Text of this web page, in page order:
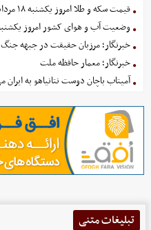
قیمت سکه و طلا امروز یکشنبه ۱۸ مرداد ۱۴۰۵
وضعیت آب و هوای کشور امروز یکشنبه ۱۸ مرداد
خبرنگار؛ مرزبان حقیقت در جبهه
خبرنگار؛ معمار حافظه ملت
آمیتاب باچان دوست نتانیاهو به
تبلیغات متنی